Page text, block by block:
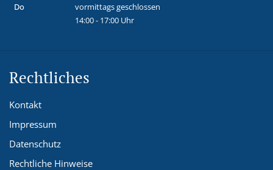
Do
vormittags geschlossen
14:00 - 17:00 Uhr
Rechtliches
Kontakt
Impressum
Datenschutz
Rechtliche Hinweise